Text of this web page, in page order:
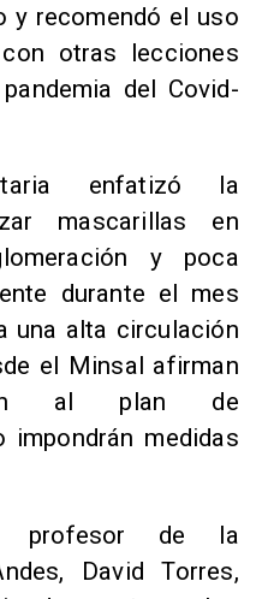
y recomendó el uso
otras lecciones
del Covid-
enfatizó la
mascarillas en
y poca
durante el mes
una alta circulación
el Minsal afirman
al plan de
impondrán medidas
profesor de la
David Torres,